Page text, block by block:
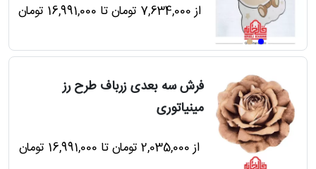
از 7,634,000 تومان تا 16,991,000 تومان
فرش سه بعدی زرباف طرح رز
مینیاتوری
از 2,035,000 تومان تا 16,991,000 تومان